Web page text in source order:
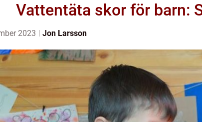
Vattentäta skor för barn:
2023 Jon Larsson